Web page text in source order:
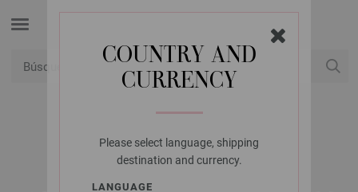
COUNTRY AND
CURRENCY
Please select language, shipping
destination and currency.
LANGUAGE
LANA GROSSA
JUEGO DE AGUJAS